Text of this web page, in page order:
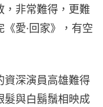
，非常難得，更難
愛·回家》，有空
資深演員高雄難得
髮與白鬍鬚相映成